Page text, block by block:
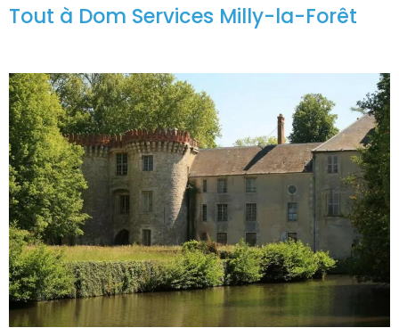
Tout à Dom Services Milly-la-Forêt